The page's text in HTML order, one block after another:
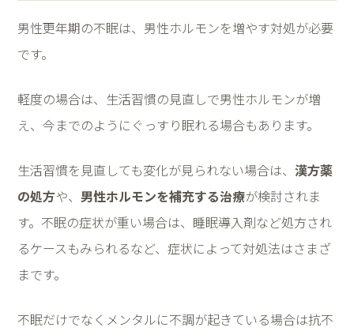
男性更年期の不眠は、男性ホルモンを増やす対処が必要
です。
軽度の場合は、生活習慣の見直しで男性ホルモンが増
え、今までのようにぐっすり眠れる場合もあります。
生活習慣を見直しても変化が見られない場合は、 漢方薬
の処方や、 男性ホルモンを補充する治療が検討されま
す。不眠の症状が重い場合は、睡眠導入剤など処方され
るケースもみられるなど、症状によって対処法はさまざ
まです。
不眠だけでなくメンタルに不調が起きている場合は抗不